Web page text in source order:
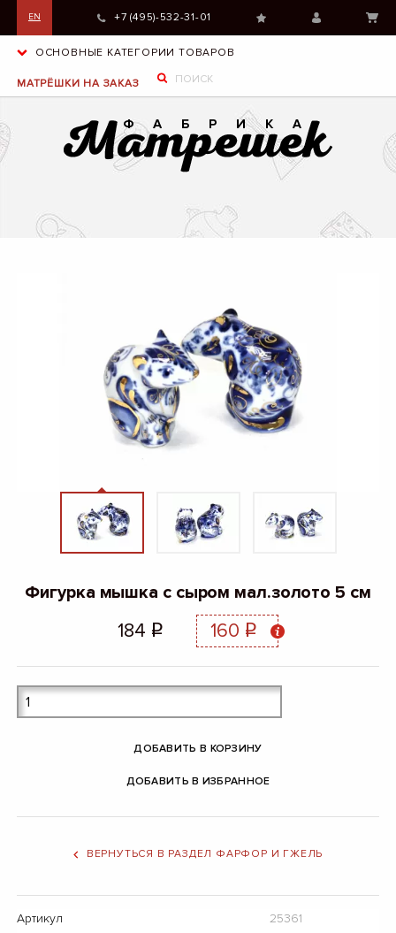
EN +7 (495)-532-31-01
ОСНОВНЫЕ КАТЕГОРИИ ТОВАРОВ
МАТРЁШКИ НА ЗАКАЗ
Фигурка мышка с сыром мал.золото 5 см
184 q 160 q
ДОБАВИТЬ В КОРЗИНУ
ДОБАВИТЬ В ИЗБРАННОЕ
ВЕРНУТЬСЯ В РАЗДЕЛ ФАРФОР И ГЖЕЛЬ
Артикул
25361